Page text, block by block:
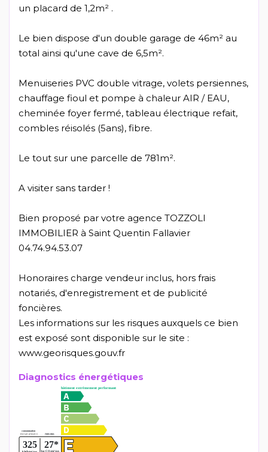
un placard de 1,2m² .
Le bien dispose d'un double garage de 46m² au
total ainsi qu'une cave de 6,5m².
Menuiseries PVC double vitrage, volets persiennes,
chauffage fioul et pompe à chaleur AIR / EAU,
cheminée foyer fermé, tableau électrique refait,
combles réisolés (5ans), fibre.
Le tout sur une parcelle de 781m².
A visiter sans tarder !
Bien proposé par votre agence TOZZOLI
IMMOBILIER à Saint Quentin Fallavier
04.74.94.53.07
Honoraires charge vendeur inclus, hors frais
notariés, d'enregistrement et de publicité
foncières.
Les informations sur les risques auxquels ce bien
est exposé sont disponible sur le site :
www.georisques.gouv.fr
Diagnostics énergétiques